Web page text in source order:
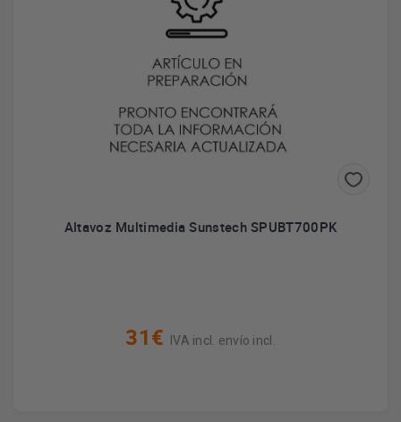
Altavoz Multimedia Sunstech SPUBT700PK
31€ IVA incl. envío incl.